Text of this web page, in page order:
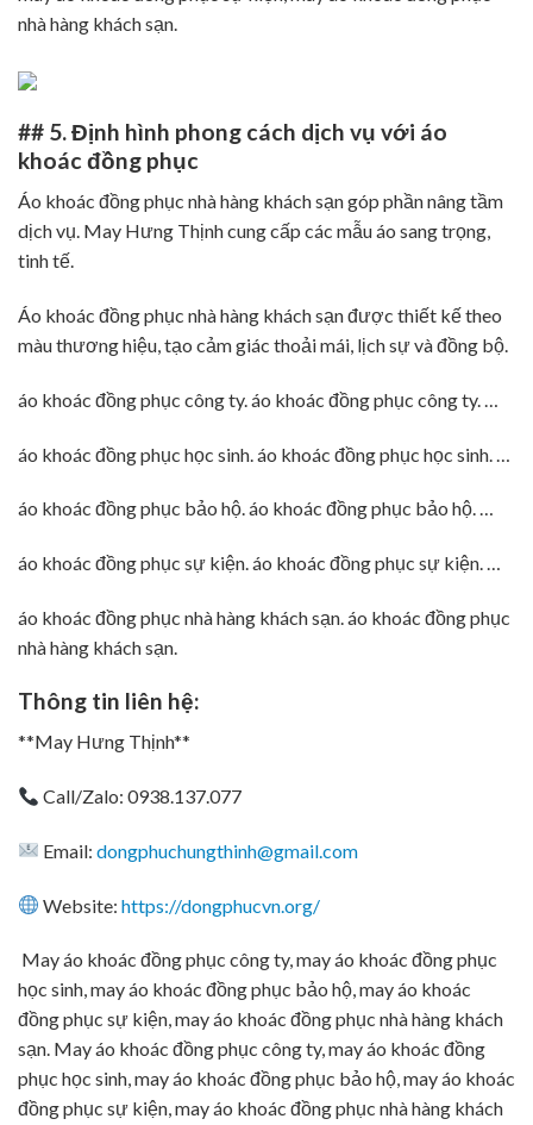
nhà hàng khách sạn.
## 5. Định hình phong cách dịch vụ với áo
khoác đồng phục
Áo khoác đồng phục nhà hàng khách sạn góp phần nâng tầm
dịch vụ. May Hưng Thịnh cung cấp các mẫu áo sang trọng,
tinh tế.
Áo khoác đồng phục nhà hàng khách sạn được thiết kế theo
màu thương hiệu, tạo cảm giác thoải mái, lịch sự và đồng bộ.
áo khoác đồng phục công ty. áo khoác đồng phục công ty. …
áo khoác đồng phục học sinh. áo khoác đồng phục học sinh. …
áo khoác đồng phục bảo hộ. áo khoác đồng phục bảo hộ. …
áo khoác đồng phục sự kiện. áo khoác đồng phục sự kiện. …
áo khoác đồng phục nhà hàng khách sạn. áo khoác đồng phục
nhà hàng khách sạn.
Thông tin liên hệ:
**May Hưng Thịnh**
Call/Zalo: 0938.137.077
Email:dongphuchungthinh@gmail.com
Website:https://dongphucvn.org/
May áo khoác đồng phục công ty, may áo khoác đồng phục
học sinh, may áo khoác đồng phục bảo hộ, may áo khoác
đồng phục sự kiện, may áo khoác đồng phục nhà hàng khách
sạn. May áo khoác đồng phục công ty, may áo khoác đồng
phục học sinh, may áo khoác đồng phục bảo hộ, may áo khoác
đồng phục sự kiện, may áo khoác đồng phục nhà hàng khách